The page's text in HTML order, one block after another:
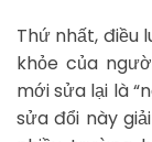
Thứ nhất, điều
khỏe của
mới sửa lại là
sửa đổi này